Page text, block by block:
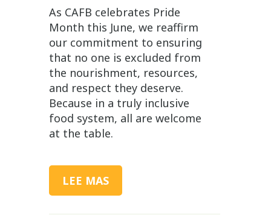
As CAFB celebrates Pride
Month this June, we reaffirm
our commitment to ensuring
that no one is excluded from
the nourishment, resources,
and respect they deserve.
Because in a truly inclusive
food system, all are welcome
at the table.
LEE MAS